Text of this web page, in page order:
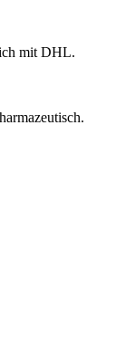
mit DHL.